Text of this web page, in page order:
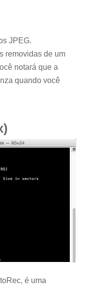
JPEG.
removidas de um
notará que a
quando você
é uma